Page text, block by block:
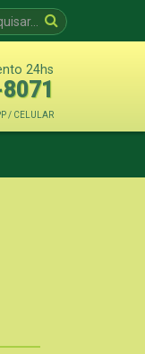
24hs
/ CELULAR